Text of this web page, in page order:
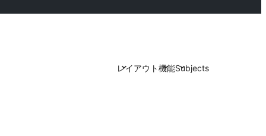
レイアウト機能Subjects